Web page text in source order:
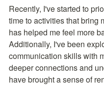
Recently, I've started to
time to activities that bring
has helped me feel more
Additionally, I've been
communication skills with
deeper connections and
have brought a sense of